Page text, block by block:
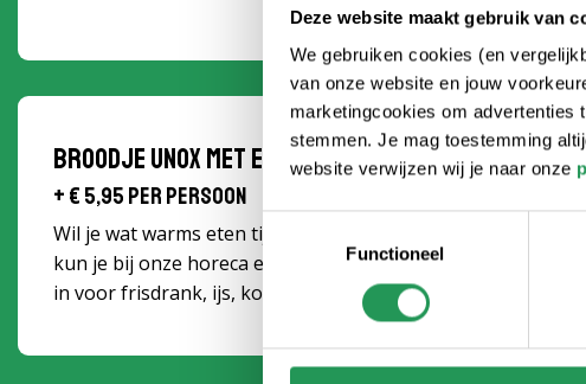
Deze website maakt gebruik van
We gebruiken cookies (en
van onze website en jouw
marketingcookies om advertenties
stemmen. Je mag toestemming
website verwijzen wij je naar onze
Functioneel
Broodje Unox met een consumptiemunt
+ € 5,95 per persoon
Wil je wat warms eten tijdens het klimmen? Tijdens je
kun je bij onze horeca een broodje Unox halen. De
in voor frisdrank, ijs, koffie, thee of een candybar.